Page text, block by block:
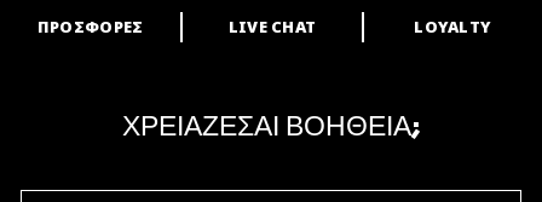
ARE YOU A M·A·C LOVER?
ΠΡΟΣΦΟΡΕΣ LIVE CHAT LOYALTY
ΧΡΕΙΑΖΕΣΑΙ ΒΟΗΘΕΙΑ;